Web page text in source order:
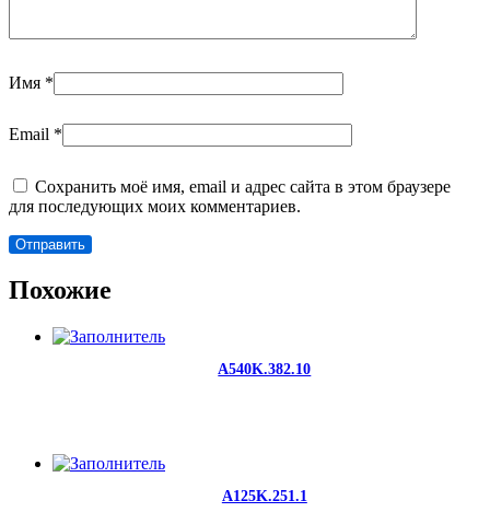
Имя *
Email *
Сохранить моё имя, email и адрес сайта в этом браузере
для последующих моих комментариев.
Похожие
A540K.382.10
A125K.251.1